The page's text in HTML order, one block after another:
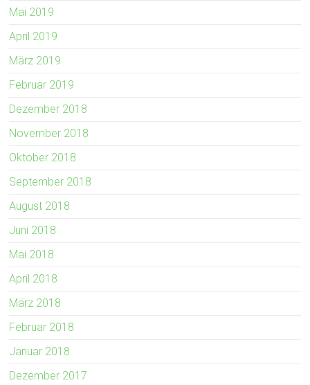
Mai 2019
April 2019
März 2019
Februar 2019
Dezember 2018
November 2018
Oktober 2018
September 2018
August 2018
Juni 2018
Mai 2018
April 2018
März 2018
Februar 2018
Januar 2018
Dezember 2017